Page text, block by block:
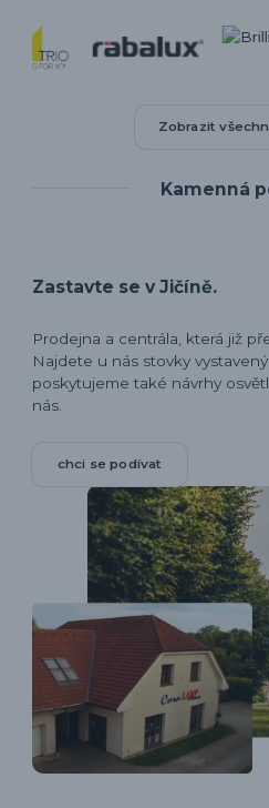
Zobrazit
Kamenná
Zastavte se v Jičíně.
Prodejna a centrála, která již
Najdete u nás stovky
poskytujeme také návrhy
nás.
chci se podívat